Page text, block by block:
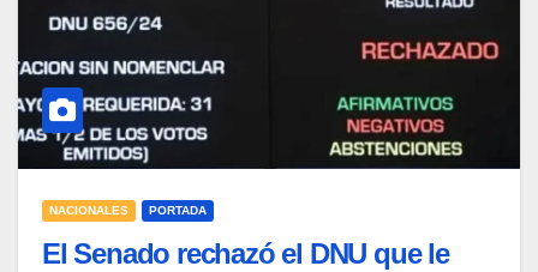
NACIONALES PORTADA
El Senado rechazó el DNU que le